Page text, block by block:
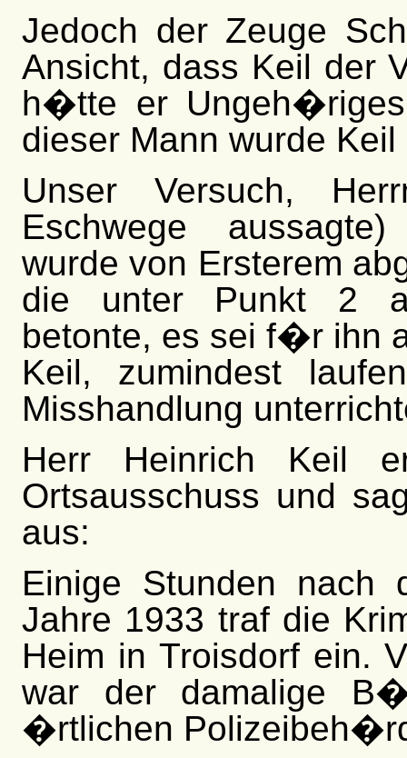
Jedoch der Zeuge
Ansicht, dass Keil der
h�tte er
dieser Mann wurde
Unser Versuch,
Eschwege
wurde von Ersterem
die unter Punkt 2
betonte, es sei f�r ihn
Keil, zumindest
Misshandlung
Herr Heinrich Keil
Ortsausschuss und
aus:
Einige Stunden nach
Jahre 1933 traf die
Heim in Troisdorf ein.
war der damalige
�rtlichen